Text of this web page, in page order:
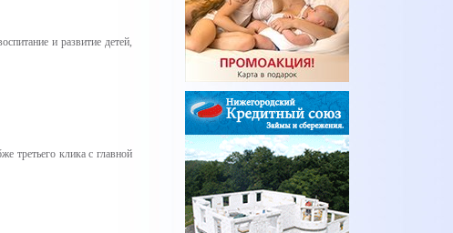
и развитие детей,
третьего клика с главной